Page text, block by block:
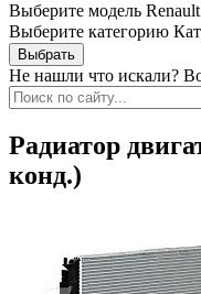
Выберите модель Renault
Выберите категорию
Не нашли что искали?
Радиатор
конд.)